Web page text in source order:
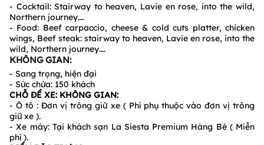
- Cocktail: Stairway to heaven, Lavie en rose, into the wild,
Northern journey….
- Food: Beef carpaccio, cheese & cold cuts platter, chicken
wings, Beef steak: stairway to heaven, Lavie en rose, into the
wild, Northern journey….
KHÔNG GIAN:
- Sang trọng, hiện đại
- Sức chứa: 150 khách
CHỖ ĐỂ XE: KHÔNG GIAN:
- Ô tô : Đơn vị trông giữ xe ( Phí phụ thuộc vào đơn vị trông
giữ xe ).
- Xe máy: Tại khách sạn La Siesta Premium Hàng Bè ( Miễn
phí ).